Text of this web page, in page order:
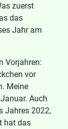
zuerst
das
Jahr am
Vorjahren:
vor
Meine
Auch
Jahres 2022,
hat das